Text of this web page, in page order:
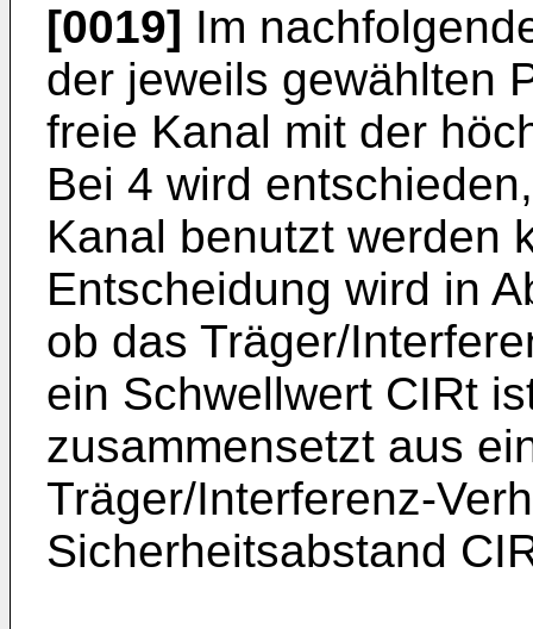
[0019] Im
der jeweils gewählten
freie Kanal mit der
Bei 4 wird
Kanal benutzt werden
Entscheidung wird in
ob das Träger/
ein Schwellwert CIRt
zusammensetzt aus
Träger/Interferenz-
Sicherheitsabstand